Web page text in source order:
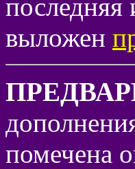
последняя
выложен
помечена